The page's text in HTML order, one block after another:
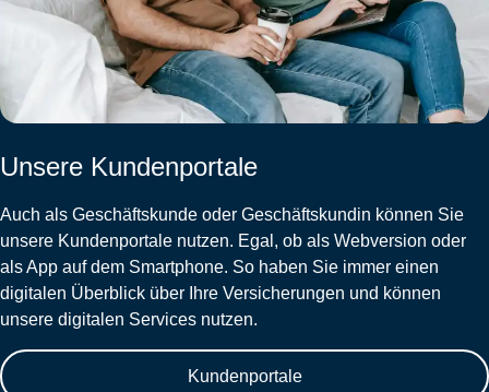
Unsere Kundenportale
Auch als Geschäftskunde oder Geschäftskundin können Sie
unsere Kundenportale nutzen. Egal, ob als Webversion oder
als App auf dem Smartphone. So haben Sie immer einen
digitalen Überblick über Ihre Versicherungen und können
unsere digitalen Services nutzen.
Kundenportale